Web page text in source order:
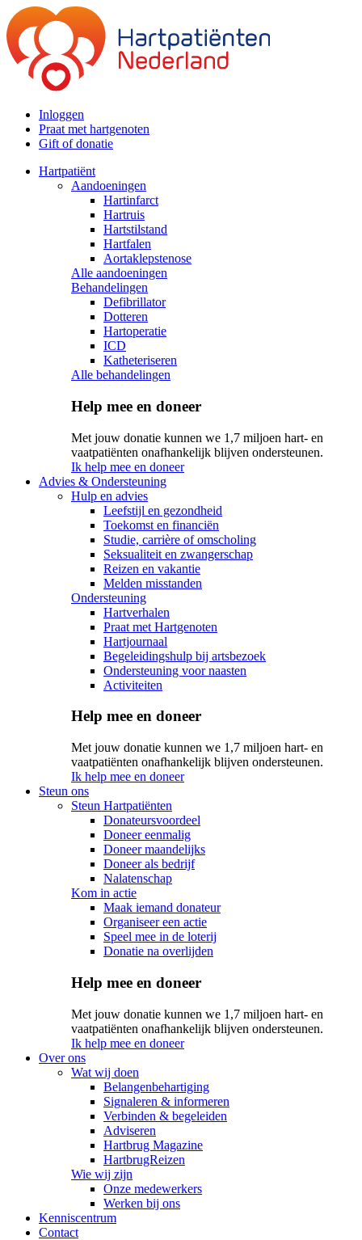
Inloggen
Praat met hartgenoten
Gift of donatie
Hartpatiënt
Aandoeningen
Hartinfarct
Hartruis
Hartstilstand
Hartfalen
Aortaklepstenose
Alle aandoeningen
Behandelingen
Defibrillator
Dotteren
Hartoperatie
ICD
Katheteriseren
Alle behandelingen
Help mee en doneer
Met jouw donatie kunnen we 1,7 miljoen hart- en
vaatpatiënten onafhankelijk blijven ondersteunen.
Ik help mee en doneer
Advies & Ondersteuning
Hulp en advies
Leefstijl en gezondheid
Toekomst en financiën
Studie, carrière of omscholing
Seksualiteit en zwangerschap
Reizen en vakantie
Melden misstanden
Ondersteuning
Hartverhalen
Praat met Hartgenoten
Hartjournaal
Begeleidingshulp bij artsbezoek
Ondersteuning voor naasten
Activiteiten
Help mee en doneer
Met jouw donatie kunnen we 1,7 miljoen hart- en
vaatpatiënten onafhankelijk blijven ondersteunen.
Ik help mee en doneer
Steun ons
Steun Hartpatiënten
Donateursvoordeel
Doneer eenmalig
Doneer maandelijks
Doneer als bedrijf
Nalatenschap
Kom in actie
Maak iemand donateur
Organiseer een actie
Speel mee in de loterij
Donatie na overlijden
Help mee en doneer
Met jouw donatie kunnen we 1,7 miljoen hart- en
vaatpatiënten onafhankelijk blijven ondersteunen.
Ik help mee en doneer
Over ons
Wat wij doen
Belangenbehartiging
Signaleren & informeren
Verbinden & begeleiden
Adviseren
Hartbrug Magazine
HartbrugReizen
Wie wij zijn
Onze medewerkers
Werken bij ons
Kenniscentrum
Contact